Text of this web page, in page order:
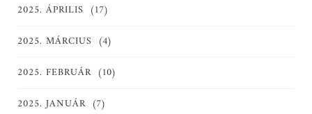
2025. ÁPRILIS (17)
2025. MÁRCIUS (4)
2025. FEBRUÁR (10)
2025. JANUÁR (7)